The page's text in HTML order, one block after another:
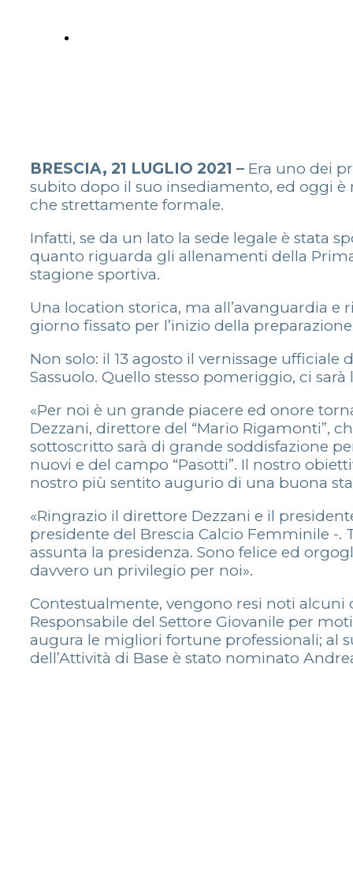
BRESCIA, 21 LUGLIO 2021 – Era uno dei
subito dopo il suo insediamento, ed oggi è
che strettamente formale.
Infatti, se da un lato la sede legale è stata
quanto riguarda gli allenamenti della
stagione sportiva.
Una location storica, ma all’avanguardia
giorno fissato per l’inizio della
Non solo: il 13 agosto il vernissage
Sassuolo. Quello stesso pomeriggio, ci
«Per noi è un grande piacere ed onore
Dezzani, direttore del “Mario Rigamonti”,
sottoscritto sarà di grande soddisfazione
nuovi e del campo “Pasotti”. Il nostro
nostro più sentito augurio di una buona
«Ringrazio il direttore Dezzani e il
presidente del Brescia Calcio Femminile -
assunta la presidenza. Sono felice ed
davvero un privilegio per noi».
Contestualmente, vengono resi noti
Responsabile del Settore Giovanile per
augura le migliori fortune professionali; al
dell’Attività di Base è stato nominato